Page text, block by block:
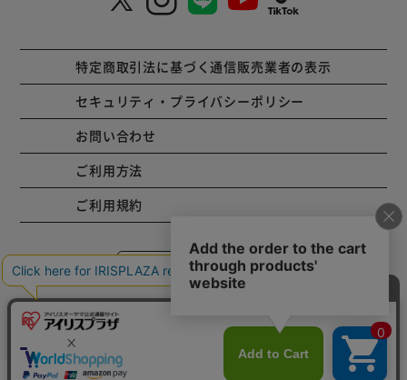
特定商取引法に基づく通信販売業者の表示
セキュリティ・プライバシーポリシー
お問い合わせ
ご利用方法
ご利用規約
コーポレートサイト
Copyright © 2001 IRISPLAZA. ALL Rights Reserved.